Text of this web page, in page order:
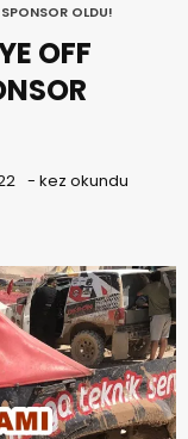
YARIŞLARINA SPONSOR OLDU!
OFF
- kez okundu